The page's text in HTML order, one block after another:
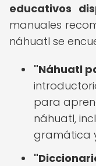
educativos
manuales
náhuatl se
"Náhuatl
para
náhuatl,
gramática